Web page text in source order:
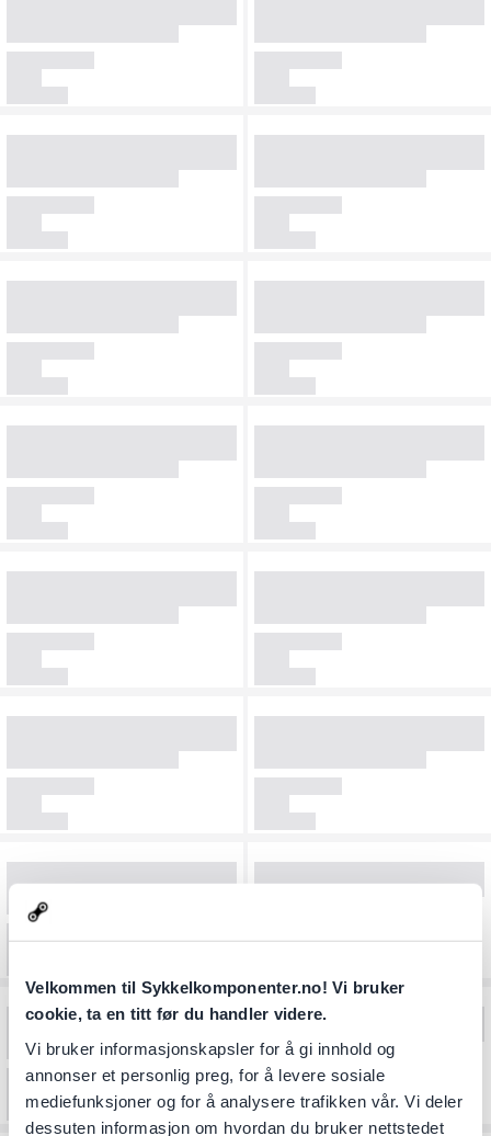
Velkommen til Sykkelkomponenter.no! Vi bruker
cookie, ta en titt før du handler videre.
Vi bruker informasjonskapsler for å gi innhold og
annonser et personlig preg, for å levere sosiale
mediefunksjoner og for å analysere trafikken vår. Vi deler
dessuten informasjon om hvordan du bruker nettstedet